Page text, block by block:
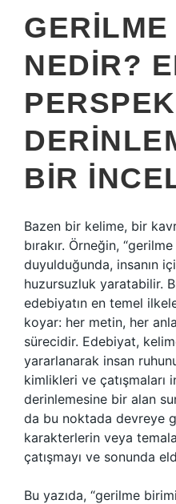
NEDIR?
BIR
Bazen bir kelime, bir
bırakır. Örneğin,
duyulduğunda, insanın
huzursuzluk yaratabilir.
edebiyatın en temel
koyar: her metin, her
sürecidir. Edebiyat,
yararlanarak insan
kimlikleri ve çatışmaları
derinlemesine bir alan
da bu noktada devreye
karakterlerin veya
çatışmayı ve sonunda
Bu yazıda, “gerilme